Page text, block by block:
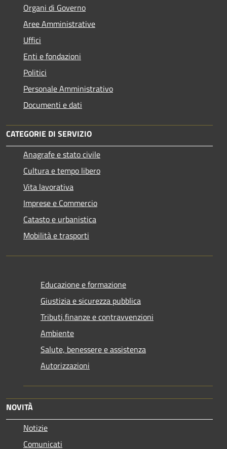
Organi di Governo
Aree Amministrative
Uffici
Enti e fondazioni
Politici
Personale Amministrativo
Documenti e dati
CATEGORIE DI SERVIZIO
Anagrafe e stato civile
Cultura e tempo libero
Vita lavorativa
Imprese e Commercio
Catasto e urbanistica
Mobilità e trasporti
Educazione e formazione
Giustizia e sicurezza pubblica
Tributi,finanze e contravvenzioni
Ambiente
Salute, benessere e assistenza
Autorizzazioni
NOVITÀ
Notizie
Comunicati